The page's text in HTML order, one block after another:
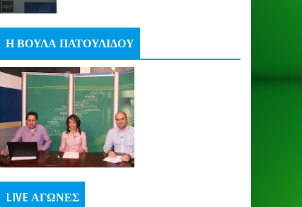
Η ΒΟΥΛΑ ΠΑΤΟΥΛΙΔΟΥ
LIVE ΑΓΩΝΕΣ